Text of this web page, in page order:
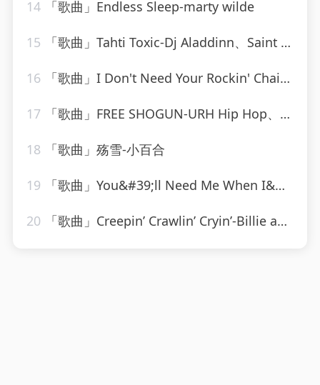
14 「歌曲」Endless Sleep-marty wilde
15 「歌曲」Tahti Toxic-Dj Aladdinn、Saint Nich、Thouxanbanfauni
16 「歌曲」I Don't Need Your Rockin' Chair-Ameritz Tribute Club
17 「歌曲」FREE SHOGUN-URH Hip Hop、Shogun
18 「歌曲」殇雪-小百合
19 「歌曲」You&#39;ll Need Me When I&#39;m Long Gone-ethel waters
20 「歌曲」Creepin’ Crawlin’ Cryin’-Billie and Lillie